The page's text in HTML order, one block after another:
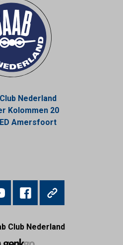
Nederland
Kolommen 20
Amersfoort
Club Nederland